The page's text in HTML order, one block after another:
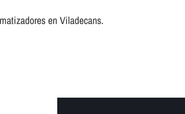
en Viladecans.